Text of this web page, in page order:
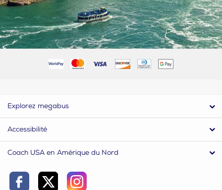
Explorez megabus
Accessibilité
Coach USA en Amérique du Nord